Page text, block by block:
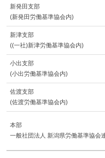
新発田支部
(新発田労働基準協会内)
新津支部
((一社)新津労働基準協会内)
小出支部
(小出労働基準協会内)
佐渡支部
(佐渡労働基準協会内)
本部
一般社団法人 新潟県労働基準協会